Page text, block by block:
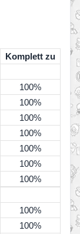
Komplett zu
100%
100%
100%
100%
100%
100%
100%
100%
100%